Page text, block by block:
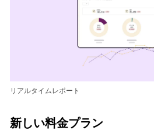
リアルタイムレポート
新しい料金プラン